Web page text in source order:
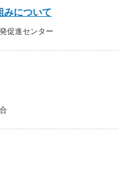
みについて
促進センター